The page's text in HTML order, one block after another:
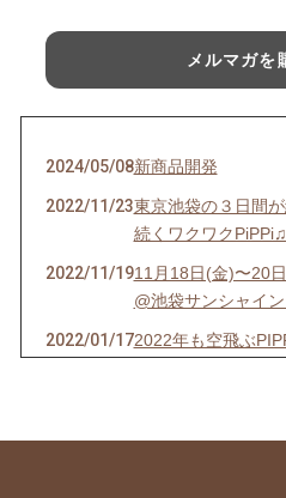
メルマガを
2024/05/08新商品開発
2022/11/23東京池袋の３日間
続くワクワクPiPPi♫
2022/11/1911月18日(金)〜20
@池袋サンシャイ
2022/01/172022年も空飛ぶ
2020/05/27メルマガ会員様特典